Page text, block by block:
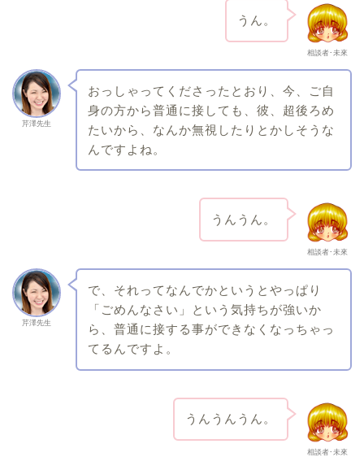
相談者･未來
うん。
芹澤先生
おっしゃってくださったとおり、今、ご自
身の方から普通に接しても、彼、超後ろめ
たいから、なんか無視したりとかしそうな
んですよね。
相談者･未來
うんうん。
芹澤先生
で、それってなんでかというとやっぱり
「ごめんなさい」という気持ちが強いか
ら、普通に接する事ができなくなっちゃっ
てるんですよ。
相談者･未來
うんうんうん。